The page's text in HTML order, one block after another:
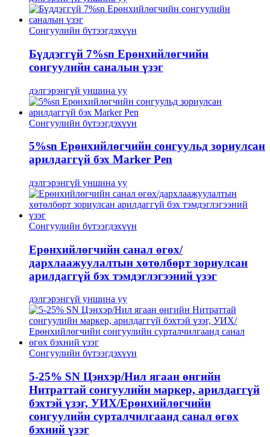
Сонгуулийн бүтээгдэхүүн
Бүддэггүй 7%sn Ерөнхийлөгчийн
сонгуулийн саналын үзэг
дэлгэрэнгүй уншина уу
Сонгуулийн бүтээгдэхүүн
5%sn Ерөнхийлөгчийн сонгуульд зориулсан
арилдаггүй бэх Marker Pen
дэлгэрэнгүй уншина уу
Сонгуулийн бүтээгдэхүүн
Ерөнхийлөгчийн санал өгөх/
дархлаажуулалтын хөтөлбөрт зориулсан
арилдаггүй бэх тэмдэглэгээний үзэг
дэлгэрэнгүй уншина уу
Сонгуулийн бүтээгдэхүүн
5-25% SN Цэнхэр/Нил ягаан өнгийн
Нитраттай сонгуулийн маркер, арилдаггүй
бэхтэй үзэг, УИХ/Ерөнхийлөгчийн
сонгуулийн сурталчилгаанд санал өгөх
бэхний үзэг